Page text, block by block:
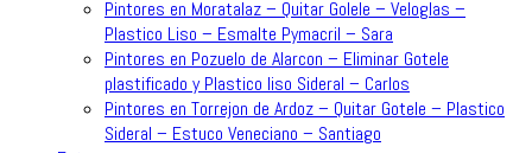
Pintores en Moratalaz – Quitar Golele – Veloglas –
Plastico Liso – Esmalte Pymacril – Sara
Pintores en Pozuelo de Alarcon – Eliminar Gotele
plastificado y Plastico liso Sideral – Carlos
Pintores en Torrejon de Ardoz – Quitar Gotele – Plastico
Sideral – Estuco Veneciano – Santiago